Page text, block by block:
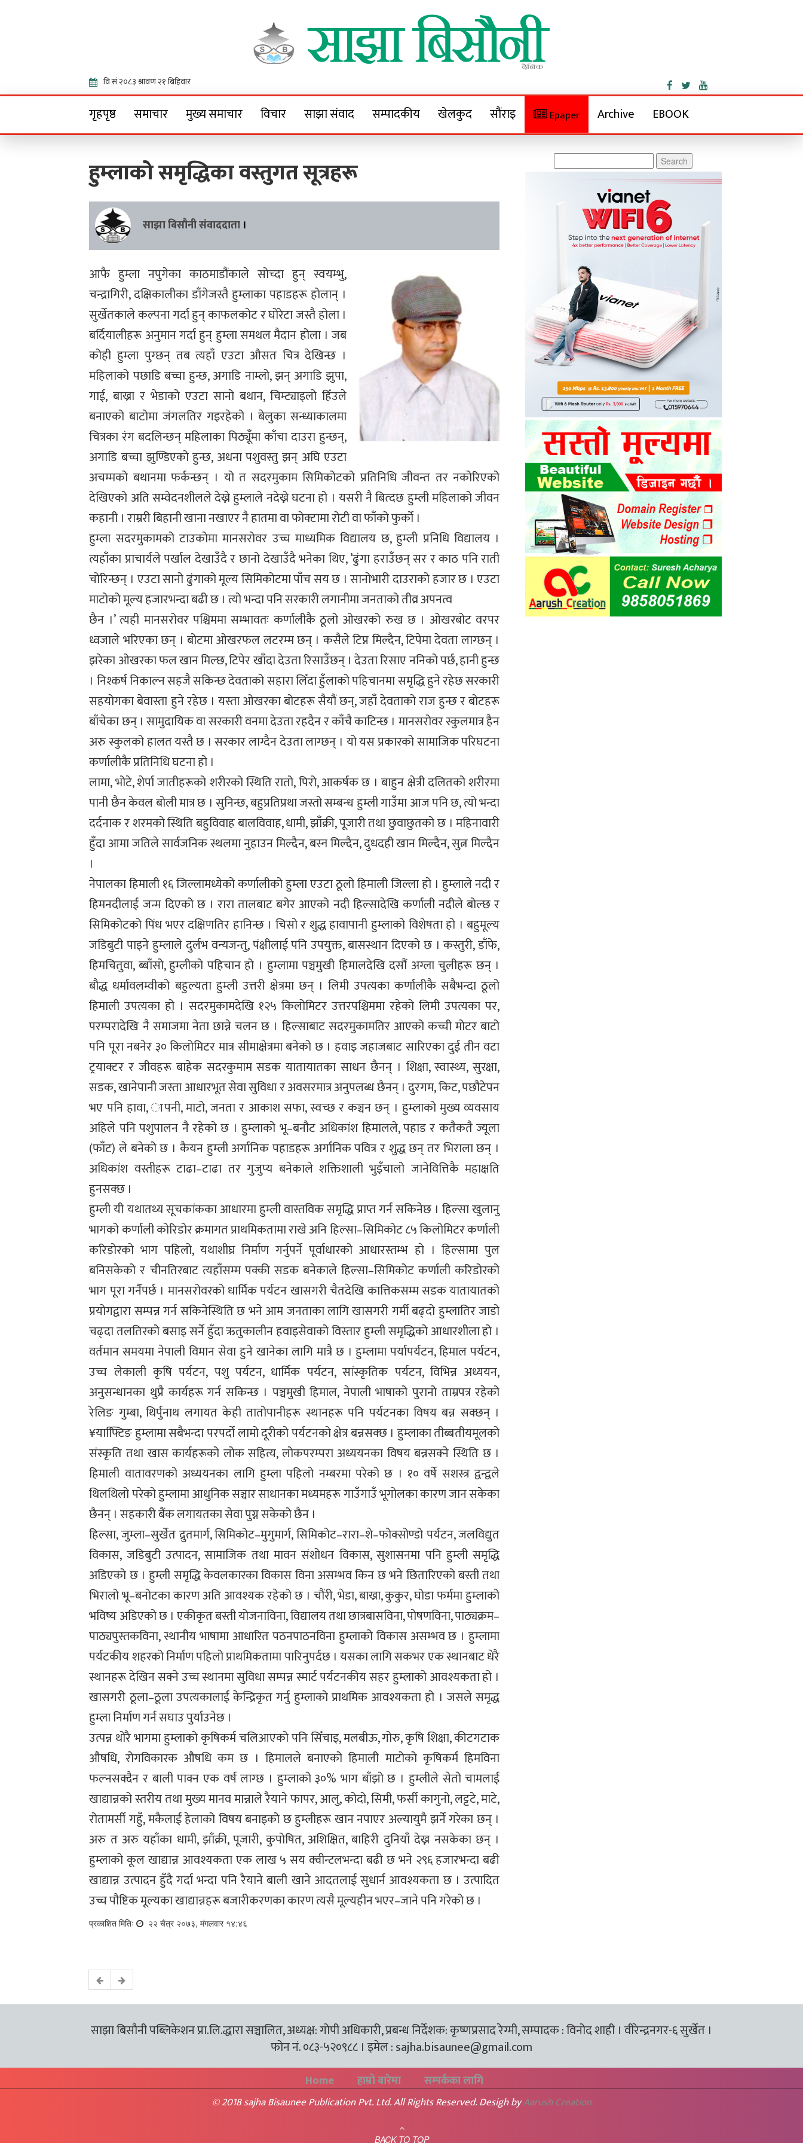
Sajha Bisaunee
गृहपृष्ठ समाचार मुख्य समाचार विचार साझा संवाद सम्पादकीय खेलकुद सौंराइ Epaper Archive EBOOK
हुम्लाको समृद्धिका वस्तुगत सूत्रहरू
साझा बिसौनी संवाददाता ।
आफै हुम्ला नपुगेका काठमाडौंकाले सोच्दा हुन् स्वयम्भु,
चन्द्रागिरी, दक्षिकालीका डाँगेजस्तै हुम्लाका पहाडहरू होलान् ।
सुर्खेतकाले कल्पना गर्दा हुन् काफलकोट र घोरेटा जस्तै होला ।
बर्दियालीहरू अनुमान गर्दा हुन् हुम्ला समथल मैदान होला । जब
कोही हुम्ला पुग्छन् तब त्यहाँ एउटा औसत चित्र देखिन्छ ।
महिलाको पछाडि बच्चा हुन्छ, अगाडि नाम्लो, झन् अगाडि झुपा,
गाई, बाख्रा र भेडाको एउटा सानो बथान, चिम्ट्याइलो हिँउले
बनाएको बाटोमा जंगलतिर गइरहेको । बेलुका सन्ध्याकालमा
चित्रका रंग बदलिन्छन् महिलाका पिठ्यूँमा काँचा दाउरा हुन्छन्,
अगाडि बच्चा झुण्डिएको हुन्छ, अधना पशुवस्तु झन् अघि एउटा
अचम्मको बथानमा फर्कन्छन् । यो त सदरमुकाम सिमिकोटको प्रतिनिधि जीवन्त तर नकोरिएको
देखिएको अति सम्वेदनशीलले देख्ने हुम्लाले नदेख्ने घटना हो । यसरी नै बित्दछ हुम्ली महिलाको जीवन
कहानी । राम्ररी बिहानी खाना नखाएर नै हातमा वा फोक्टामा रोटी वा फाँको फुर्को ।
हुम्ला सदरमुकामको टाउकोमा मानसरोवर उच्च माध्यमिक विद्यालय छ, हुम्ली प्रनिधि विद्यालय ।
त्यहाँका प्राचार्यले पर्खाल देखाउँदै र छानो देखाउँदै भनेका थिए, ’ढुंगा हराउँछन् सर र काठ पनि राती
चोरिन्छन् । एउटा सानो ढुंगाको मूल्य सिमिकोटमा पाँच सय छ । सानोभारी दाउराको हजार छ । एउटा
माटोको मूल्य हजारभन्दा बढी छ । त्यो भन्दा पनि सरकारी लगानीमा जनताको तीव्र अपनत्व
छैन ।’ त्यही मानसरोवर पश्चिममा सम्भावतः कर्णालीकै ठूलो ओखरको रुख छ । ओखरबोट वरपर
ध्वजाले भरिएका छन् । बोटमा ओखरफल लटरम्म छन् । कसैले टिप्न मिल्दैन, टिपेमा देवता लाग्छन् ।
झरेका ओखरका फल खान मिल्छ, टिपेर खाँदा देउता रिसाउँछन् । देउता रिसाए ननिको पर्छ, हानी हुन्छ
। निश्कर्ष निकाल्न सहजै सकिन्छ देवताको सहारा लिँदा हुँलाको पहिचानमा समृद्धि हुने रहेछ सरकारी
सहयोगका बेवास्ता हुने रहेछ । यस्ता ओखरका बोटहरू सैयौं छन्, जहाँ देवताको राज हुन्छ र बोटहरू
बाँचेका छन् । सामुदायिक वा सरकारी वनमा देउता रहदैन र काँचै काटिन्छ । मानसरोवर स्कुलमात्र हैन
अरु स्कुलको हालत यस्तै छ । सरकार लाग्दैन देउता लाग्छन् । यो यस प्रकारको सामाजिक परिघटना
कर्णालीकै प्रतिनिधि घटना हो ।
लामा, भोटे, शेर्पा जातीहरूको शरीरको स्थिति रातो, पिरो, आकर्षक छ । बाहुन क्षेत्री दलितको शरीरमा
पानी छैन केवल बोली मात्र छ । सुनिन्छ, बहुप्रतिप्रथा जस्तो सम्बन्ध हुम्ली गाउँमा आज पनि छ, त्यो भन्दा
दर्दनाक र शरमको स्थिति बहुविवाह बालविवाह, धामी, झाँक्री, पूजारी तथा छुवाछुतको छ । महिनावारी
हुँदा आमा जतिले सार्वजनिक स्थलमा नुहाउन मिल्दैन, बस्न मिल्दैन, दुधदही खान मिल्दैन, सुत्न मिल्दैन
।
नेपालका हिमाली १६ जिल्लामध्येको कर्णालीको हुम्ला एउटा ठूलो हिमाली जिल्ला हो । हुम्लाले नदी र
हिमनदीलाई जन्म दिएको छ । रारा तालबाट बगेर आएको नदी हिल्सादेखि कर्णाली नदीले बोल्छ र
सिमिकोटको पिंध भएर दक्षिणतिर हानिन्छ । चिसो र शुद्ध हावापानी हुम्लाको विशेषता हो । बहुमूल्य
जडिबुटी पाइने हुम्लाले दुर्लभ वन्यजन्तु, पंक्षीलाई पनि उपयुक्त, बासस्थान दिएको छ । कस्तुरी, डाँफे,
हिमचितुवा, ब्बाँसो, हुम्लीको पहिचान हो । हुम्लामा पञ्चमुखी हिमालदेखि दसौं अग्ला चुलीहरू छन् ।
बौद्ध धर्मावलम्वीको बहुल्यता हुम्ली उत्तरी क्षेत्रमा छन् । लिमी उपत्यका कर्णालीकै सबैभन्दा ठूलो
हिमाली उपत्यका हो । सदरमुकामदेखि १२५ किलोमिटर उत्तरपश्चिममा रहेको लिमी उपत्यका पर,
परम्परादेखि नै समाजमा नेता छान्ने चलन छ । हिल्साबाट सदरमुकामतिर आएको कच्ची मोटर बाटो
पनि पूरा नबनेर ३० किलोमिटर मात्र सीमाक्षेत्रमा बनेको छ । हवाइ जहाजबाट सारिएका दुई तीन वटा
ट्रयाक्टर र जीवहरू बाहेक सदरकुमाम सडक यातायातका साधन छैनन् । शिक्षा, स्वास्थ्य, सुरक्षा,
सडक, खानेपानी जस्ता आधारभूत सेवा सुविधा र अवसरमात्र अनुपलब्ध छैनन् । दुरगम, किट, पछौटेपन
भए पनि हावा, ापनी, माटो, जनता र आकाश सफा, स्वच्छ र कञ्चन छन् । हुम्लाको मुख्य व्यवसाय
अहिले पनि पशुपालन नै रहेको छ । हुम्लाको भू–बनौट अधिकांश हिमालले, पहाड र कतैकतै ज्यूला
(फाँट) ले बनेको छ । कैयन हुम्ली अर्गानिक पहाडहरू अर्गानिक पवित्र र शुद्ध छन् तर भिराला छन् ।
अधिकांश वस्तीहरू टाढा–टाढा तर गुजुप्य बनेकाले शक्तिशाली भुइँचालो जानेवित्तिकै महाक्षति
हुनसक्छ ।
हुम्ली यी यथातथ्य सूचकांकका आधारमा हुम्ली वास्तविक समृद्धि प्राप्त गर्न सकिनेछ । हिल्सा खुलानु
भागको कर्णाली कोरिडोर क्रमागत प्राथमिकतामा राखे अनि हिल्सा–सिमिकोट ८५ किलोमिटर कर्णाली
करिडोरको भाग पहिलो, यथाशीघ्र निर्माण गर्नुपर्ने पूर्वाधारको आधारस्तम्भ हो । हिल्सामा पुल
बनिसकेको र चीनतिरबाट त्यहाँसम्म पक्की सडक बनेकाले हिल्सा–सिमिकोट कर्णाली करिडोरको
भाग पूरा गर्नैपर्छ । मानसरोवरको धार्मिक पर्यटन खासगरी चैतदेखि कात्तिकसम्म सडक यातायातको
प्रयोगद्वारा सम्पन्न गर्न सकिनेस्थिति छ भने आम जनताका लागि खासगरी गर्मी बढ्दो हुम्लातिर जाडो
चढ्दा तलतिरको बसाइ सर्ने हुँदा ऋतुकालीन हवाइसेवाको विस्तार हुम्ली समृद्धिको आधारशीला हो ।
वर्तमान समयमा नेपाली विमान सेवा हुने खानेका लागि मात्रै छ । हुम्लामा पर्यापर्यटन, हिमाल पर्यटन,
उच्च लेकाली कृषि पर्यटन, पशु पर्यटन, धार्मिक पर्यटन, सांस्कृतिक पर्यटन, विभिन्न अध्ययन,
अनुसन्धानका थुप्रै कार्यहरू गर्न सकिन्छ । पञ्चमुखी हिमाल, नेपाली भाषाको पुरानो ताम्रपत्र रहेको
रेलिङ गुम्बा, थिर्पुनाथ लगायत केही तातोपानीहरू स्थानहरू पनि पर्यटनका विषय बन्न सक्छन् ।
¥याफ्टििङ हुम्लामा सबैभन्दा परपर्दो लामो दूरीको पर्यटनको क्षेत्र बन्नसक्छ । हुम्लाका तीब्बतीयमूलको
संस्कृति तथा खास कार्यहरूको लोक सहित्य, लोकपरम्परा अध्ययनका विषय बन्नसक्ने स्थिति छ ।
हिमाली वातावरणको अध्ययनका लागि हुम्ला पहिलो नम्बरमा परेको छ । १० वर्षे सशस्त्र द्वन्द्वले
थिलथिलो परेको हुम्लामा आधुनिक सञ्चार साधानका मध्यमहरू गाउँगाउँ भूगोलका कारण जान सकेका
छैनन् । सहकारी बैंक लगायतका सेवा पुग्न सकेको छैन ।
हिल्सा, जुम्ला–सुर्खेत द्रुतमार्ग, सिमिकोट–मुगुमार्ग, सिमिकोट–रारा–शे–फोक्सोण्डो पर्यटन, जलविद्युत
विकास, जडिबुटी उत्पादन, सामाजिक तथा मावन संशोधन विकास, सुशासनमा पनि हुम्ली समृद्धि
अडिएको छ । हुम्ली समृद्धि केवलकारका विकास विना असम्भव किन छ भने छितारिएको बस्ती तथा
भिरालो भू–बनोटका कारण अति आवश्यक रहेको छ । चौंरी, भेडा, बाख्रा, कुकुर, घोडा फर्ममा हुम्लाको
भविष्य अडिएको छ । एकीकृत बस्ती योजनाविना, विद्यालय तथा छात्रबासविना, पोषणविना, पाठ्यक्रम–
पाठ्यपुस्तकविना, स्थानीय भाषामा आधारित पठनपाठनविना हुम्लाको विकास असम्भव छ । हुम्लामा
पर्यटकीय शहरको निर्माण पहिलो प्राथमिकतामा पारिनुपर्दछ । यसका लागि सकभर एक स्थानबाट धेरै
स्थानहरू देखिन सक्ने उच्च स्थानमा सुविधा सम्पन्न स्मार्ट पर्यटनकीय सहर हुम्लाको आवश्यकता हो ।
खासगरी ठूला–ठूला उपत्यकालाई केन्द्रिकृत गर्नु हुम्लाको प्राथमिक आवश्यकता हो । जसले समृद्ध
हुम्ला निर्माण गर्न सघाउ पुर्याउनेछ ।
उत्पन्न थोरै भागमा हुम्लाको कृषिकर्म चलिआएको पनि सिँचाइ, मलबीऊ, गोरु, कृषि शिक्षा, कीटगटाक
औषधि, रोगविकारक औषधि कम छ । हिमालले बनाएको हिमाली माटोको कृषिकर्म हिमविना
फल्नसक्दैन र बाली पाक्न एक वर्ष लाग्छ । हुम्लाको ३०% भाग बाँझो छ । हुम्लीले सेतो चामलाई
खाद्यान्नको स्तरीय तथा मुख्य मानव मान्नाले रैयाने फापर, आलु, कोदो, सिमी, फर्सी कागुनो, लट्टटे, माटे,
रोतामर्सी गहुँ, मकैलाई हेलाको विषय बनाइको छ हुम्लीहरू खान नपाएर अल्यायुमै झर्ने गरेका छन् ।
अरु त अरु यहाँका धामी, झाँक्री, पूजारी, कुपोषित, अशिक्षित, बाहिरी दुनियाँ देख्न नसकेका छन् ।
हुम्लाको कूल खाद्यान्न आवश्यकता एक लाख ५ सय क्वीन्टलभन्दा बढी छ भने २९६ हजारभन्दा बढी
खाद्यान्न उत्पादन हुँदै गर्दा भन्दा पनि रैयाने बाली खाने आदतलाई सुधार्न आवश्यकता छ । उत्पादित
उच्च पौष्टिक मूल्यका खाद्यान्नहरू बजारीकरणका कारण त्यसै मूल्यहीन भएर–जाने पनि गरेको छ ।
प्रकाशित मितिः २२ चैत्र २०७३, मंगलवार १४:४६
for:
साझा बिसौनी पब्लिकेशन प्रा.लि.द्धारा सञ्चालित, अध्यक्ष: गोपी अधिकारी, प्रबन्ध निर्देशक: कृष्णप्रसाद रेग्मी, सम्पादक : विनोद शाही । वीरेन्द्रनगर-६ सुर्खेत ।
फोन नं. ०८३-५२०९८८ । इमेल :sajha.bisaunee@gmail.com
Home हाम्रो बारेमा सम्पर्कका लागि
© 2018 sajha Bisaunee Publication Pvt. Ltd. All Rights Reserved. Desigh byAarush Creation
BACK TO TOP